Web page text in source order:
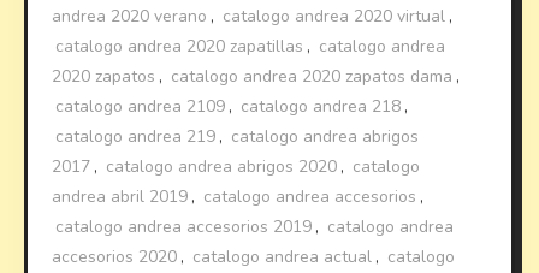
andrea 2020 verano , catalogo andrea 2020 virtual ,
catalogo andrea 2020 zapatillas , catalogo andrea
2020 zapatos , catalogo andrea 2020 zapatos dama ,
catalogo andrea 2109 , catalogo andrea 218 ,
catalogo andrea 219 , catalogo andrea abrigos
2017 , catalogo andrea abrigos 2020 , catalogo
andrea abril 2019 , catalogo andrea accesorios ,
catalogo andrea accesorios 2019 , catalogo andrea
accesorios 2020 , catalogo andrea actual , catalogo